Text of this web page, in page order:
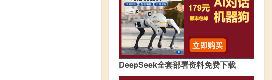
DeepSeek全套部署资料免费下载